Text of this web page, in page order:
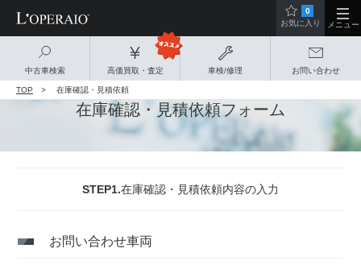
中古車検索 高価買取・査定 車検/修理 お問い合わせ
0
お気に入り
メニュー
TOP 在庫確認・見積依頼
在庫確認・見積依頼フォーム
STEP1.在庫確認・見積依頼内容の入力
お問い合わせ車両